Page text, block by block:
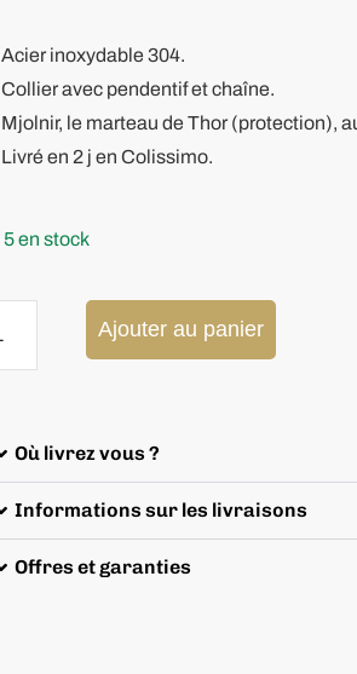
Acier inoxydable 304.
Collier avec pendentif et chaîne.
Mjolnir, le marteau de Thor (protection),
Livré en 2 j en Colissimo.
5 en stock
Ajouter au panier
Où livrez vous ?
Informations sur les livraisons
Offres et garanties